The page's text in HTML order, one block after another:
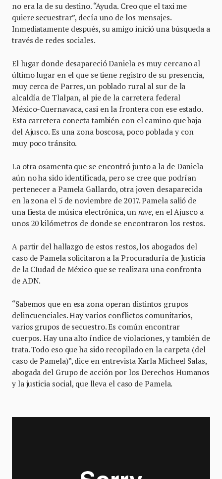
no era la de su destino. “Ayuda. Creo que el taxi me
quiere secuestrar”, decía uno de los mensajes.
Inmediatamente después, su amigo inició una búsqueda a
través de redes sociales.
El lugar donde desapareció Daniela es muy cercano al
último lugar en el que se tiene registro de su presencia,
muy cerca de Parres, un poblado rural al sur de la
alcaldía de Tlalpan, al pie de la carretera federal
México-Cuernavaca, casi en la frontera con ese estado.
Esta carretera conecta también con el camino que baja
del Ajusco. Es una zona boscosa, poco poblada y con
muy poco tránsito.
La otra osamenta que se encontró junto a la de Daniela
aún no ha sido identificada, pero se cree que podrían
pertenecer a Pamela Gallardo, otra joven desaparecida
en la zona el 5 de noviembre de 2017. Pamela salió de
una fiesta de música electrónica, un rave, en el Ajusco a
unos 20 kilómetros de donde se encontraron los restos.
A partir del hallazgo de estos restos, los abogados del
caso de Pamela solicitaron a la Procuraduría de Justicia
de la CIudad de México que se realizara una confronta
de ADN.
“Sabemos que en esa zona operan distintos grupos
delincuenciales. Hay varios conflictos comunitarios,
varios grupos de secuestro. Es común encontrar
cuerpos. Hay una alto índice de violaciones, y también de
trata. Todo eso que ha sido recopilado en la carpeta (del
caso de Pamela)”, dice en entrevista Karla Micheel Salas,
abogada del Grupo de acción por los Derechos Humanos
y la justicia social, que lleva el caso de Pamela.